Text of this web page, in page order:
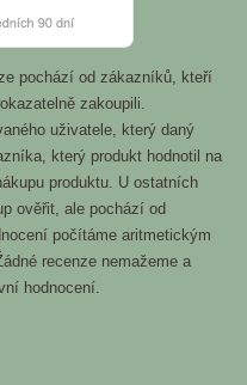
pochází od zákazníků, kteří
zakoupili.
uživatele, který daný
který produkt hodnotil na
produktu. U ostatních
ověřit, ale pochází od
počítáme aritmetickým
recenze nemažeme a
hodnocení.